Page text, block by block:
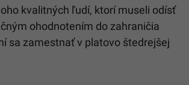
kvalitných ľudí, ktorí museli odísť
ohodnotením do zahraničia
sa zamestnať v platovo štedrejšej